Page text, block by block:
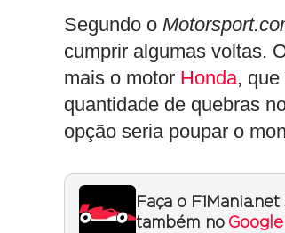
Segundo o
cumprir algumas voltas.
mais o motor Honda, que
quantidade de quebras
opção seria poupar o
Faça o
também no